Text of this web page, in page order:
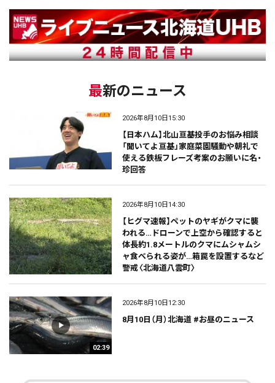
最新のニュース
2026年8月10日15:30
【日本ハム】北山亘基投手のお悩み相談
「聞いてよ亘基」家庭菜園騒動や朝礼で
使える鉄板フレーズ考案のお願いに名・
珍回答
2026年8月10日14:30
【ヒグマ速報】ペットのヤギがクマに襲
われる…ドローンで上空から確認すると
体長約1.8メートルのクマにムシャムシ
ャ食べられる姿が…箱罠を設置するなど
警戒〈北海道八雲町〉
02:39
2026年8月10日12:30
8月10日（月）北海道 #お昼のニュース